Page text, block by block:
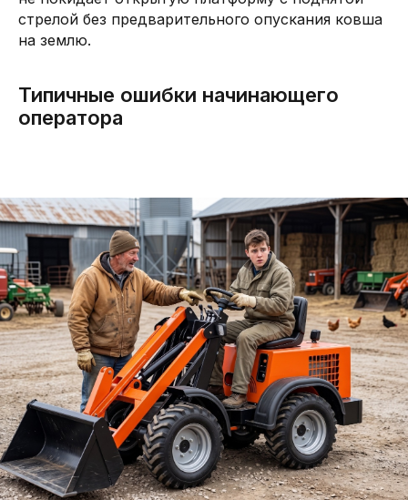
стрелой без предварительного опускания ковша
на землю.
Типичные ошибки начинающего
оператора